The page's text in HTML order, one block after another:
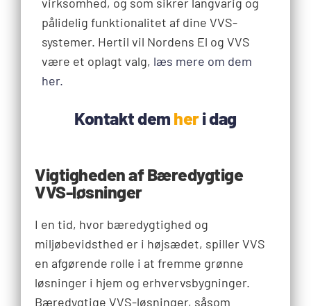
pålidelig funktionalitet af dine VVS-
systemer. Hertil vil Nordens El og VVS
være et oplagt valg, læs mere om dem
her.
Kontakt dem heri dag
Vigtigheden af Bæredygtige
VVS-løsninger
I en tid, hvor bæredygtighed og
miljøbevidsthed er i højsædet, spiller VVS
en afgørende rolle i at fremme grønne
løsninger i hjem og erhvervsbygninger.
Bæredygtige VVS-løsninger, såsom